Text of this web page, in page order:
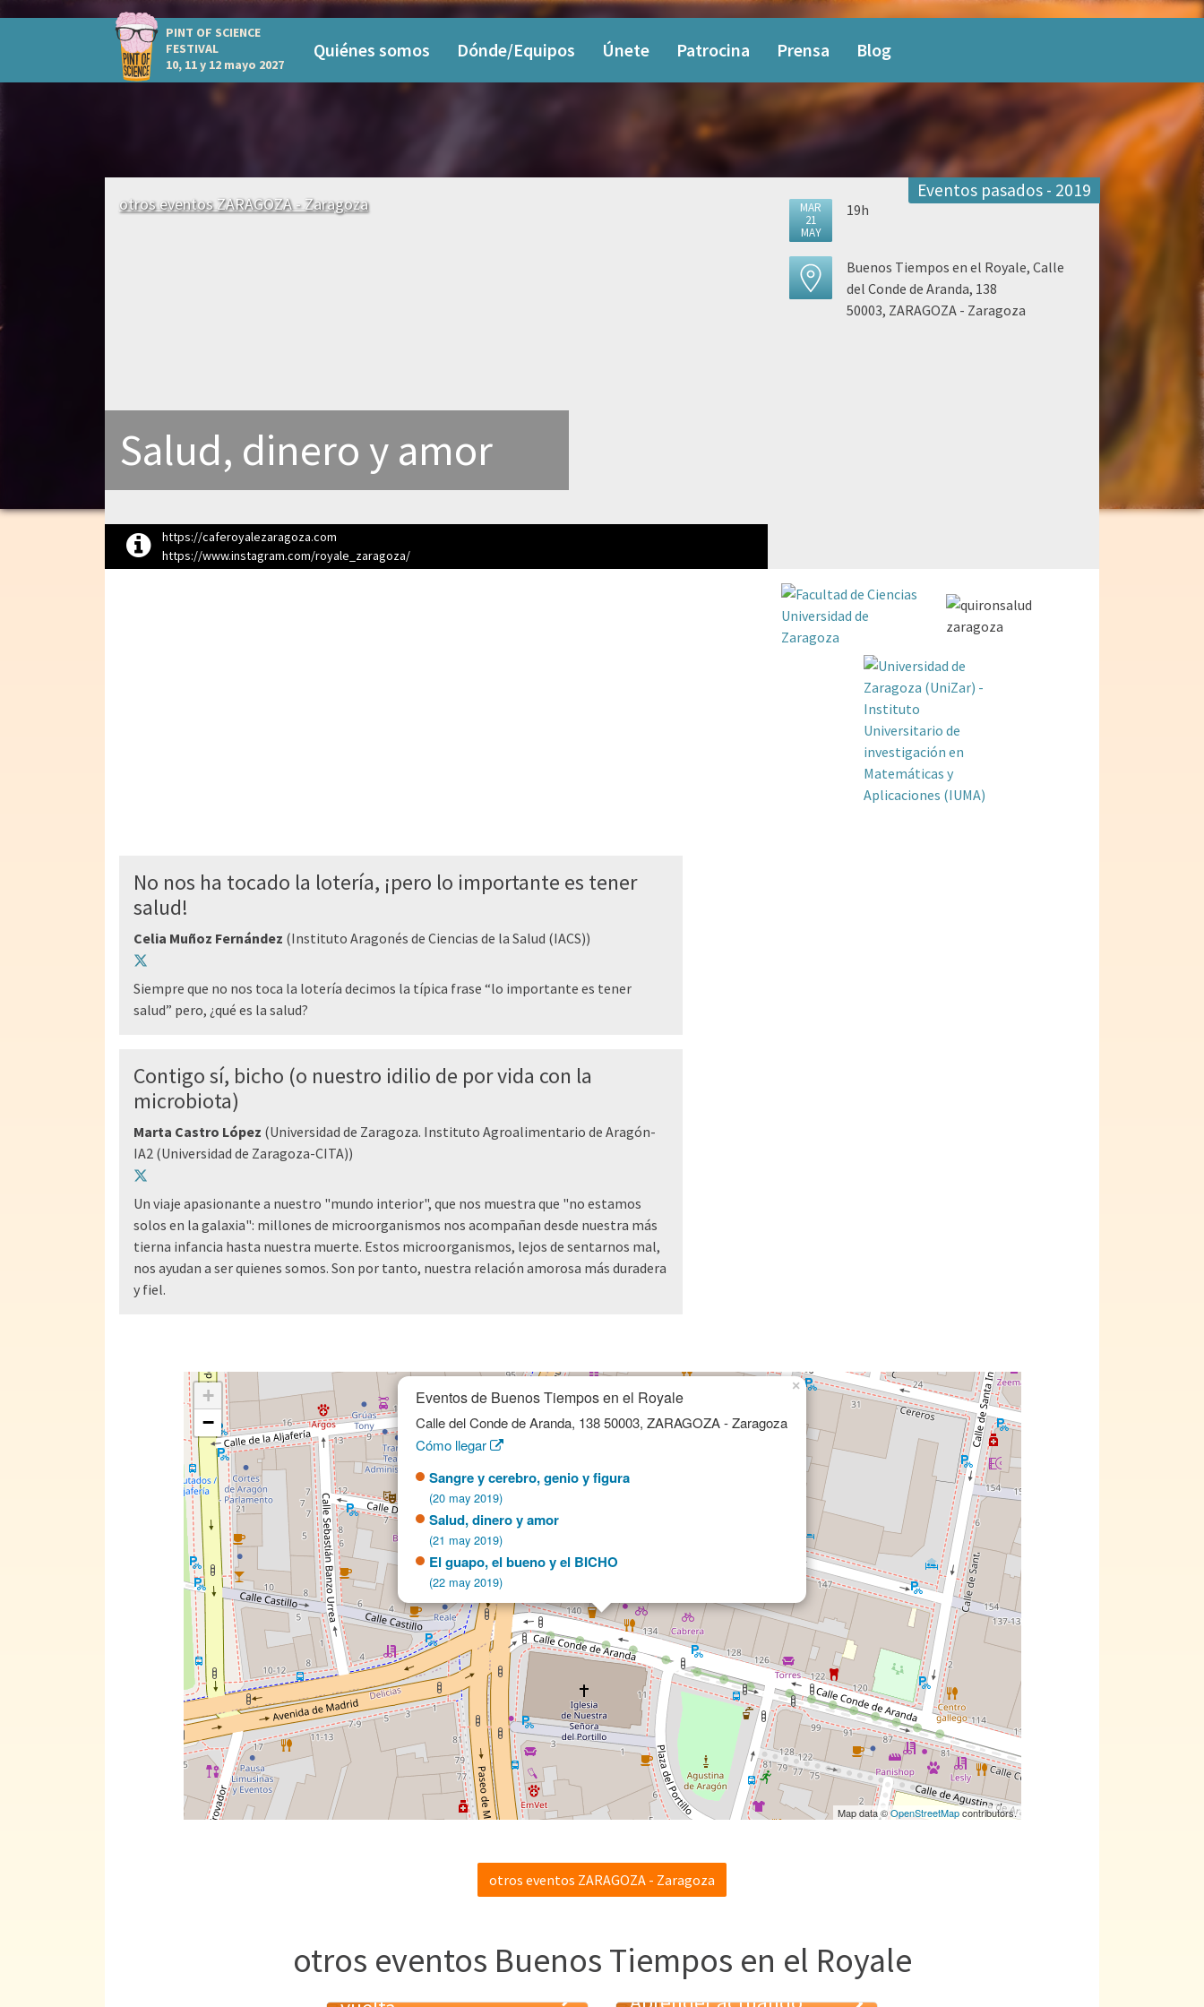
PINT OF SCIENCE
FESTIVAL
10, 11 y 12 mayo 2027
Quiénes somos Dónde/Equipos Únete Patrocina Prensa Blog
otros eventos ZARAGOZA - Zaragoza
Salud, dinero y amor
https://caferoyalezaragoza.com
https://www.instagram.com/royale_zaragoza/
Eventos pasados - 2019
MAR
21
MAY
19h
Buenos Tiempos en el Royale, Calle
del Conde de Aranda, 138
50003, ZARAGOZA - Zaragoza
No nos ha tocado la lotería, ¡pero lo importante es tener
salud!
Celia Muñoz Fernández (Instituto Aragonés de Ciencias de la Salud (IACS))
Siempre que no nos toca la lotería decimos la típica frase “lo importante es tener
salud” pero, ¿qué es la salud?
Contigo sí, bicho (o nuestro idilio de por vida con la
microbiota)
Marta Castro López (Universidad de Zaragoza. Instituto Agroalimentario de Aragón-
IA2 (Universidad de Zaragoza-CITA))
Un viaje apasionante a nuestro "mundo interior", que nos muestra que "no estamos
solos en la galaxia": millones de microorganismos nos acompañan desde nuestra más
tierna infancia hasta nuestra muerte. Estos microorganismos, lejos de sentarnos mal,
nos ayudan a ser quienes somos. Son por tanto, nuestra relación amorosa más duradera
y fiel.
Eventos de Buenos Tiempos en el Royale
Calle del Conde de Aranda, 138 50003, ZARAGOZA - Zaragoza
Cómo llegar
Sangre y cerebro, genio y figura
(20 may 2019)
Salud, dinero y amor
(21 may 2019)
El guapo, el bueno y el BICHO
(22 may 2019)
×
+
−
Map data ©OpenStreetMapcontributors.
otros eventos ZARAGOZA - Zaragoza
otros eventos Buenos Tiempos en el Royale